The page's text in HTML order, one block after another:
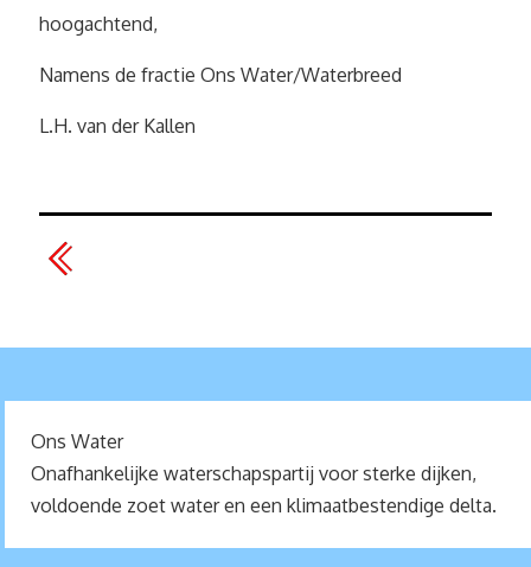
hoogachtend,
Namens de fractie Ons Water/Waterbreed
L.H. van der Kallen
Ons Water
Onafhankelijke waterschapspartij voor sterke dijken,
voldoende zoet water en een klimaatbestendige delta.